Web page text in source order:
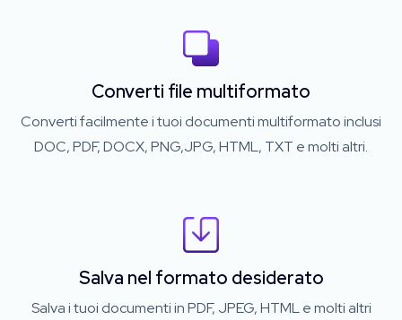
Converti file multiformato
Converti facilmente i tuoi documenti multiformato inclusi
DOC, PDF, DOCX, PNG,JPG, HTML, TXT e molti altri.
Salva nel formato desiderato
Salva i tuoi documenti in PDF, JPEG, HTML e molti altri